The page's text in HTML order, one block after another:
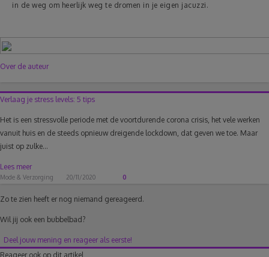
in de weg om heerlijk weg te dromen in je eigen jacuzzi.
Over de auteur
Verlaag je stress levels: 5 tips
Het is een stressvolle periode met de voortdurende corona crisis, het vele werken
vanuit huis en de steeds opnieuw dreigende lockdown, dat geven we toe. Maar
juist op zulke...
Lees meer
Mode & Verzorging 20/11/2020 0
Zo te zien heeft er nog niemand gereageerd.
Wil jij ook een bubbelbad?
Deel jouw mening en reageer als eerste!
Reageer ook op dit artikel